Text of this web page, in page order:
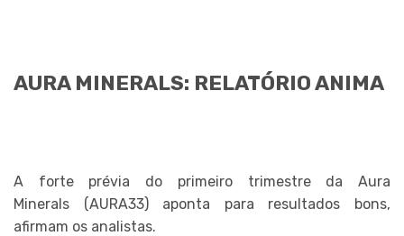
AURA MINERALS: RELATÓRIO ANIMA
A forte prévia do primeiro trimestre da Aura
Minerals (AURA33) aponta para resultados bons,
afirmam os analistas.